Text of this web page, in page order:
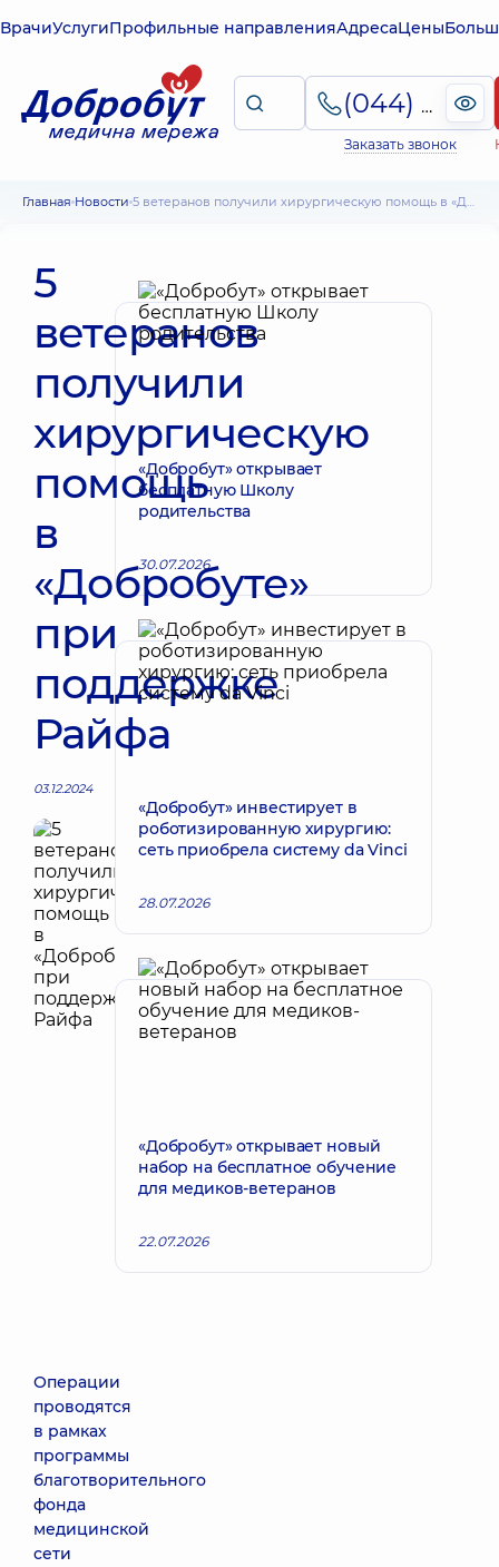
ВрачиУслугиПрофильные направленияАдресаЦены
(044) 495-2-888
Заказать звонок
Главная Новости 5 ветеранов получили хирургическую помощь в «Добробуте» при поддержке Райфа
5
ветеранов
получили
хирургическую
помощь
в
«Добробуте»
при
поддержке
Райфа
03.12.2024
Операции
проводятся
в рамках
программы
благотворительного
фонда
медицинской
сети
«Добробут» открывает
бесплатную Школу
родительства
30.07.2026
«Добробут» инвестирует в
роботизированную хирургию:
сеть приобрела систему da Vinci
28.07.2026
«Добробут» открывает новый
набор на бесплатное обучение
для медиков-ветеранов
22.07.2026